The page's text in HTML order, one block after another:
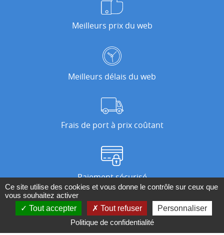
Meilleurs prix du web
Meilleurs délais du web
Frais de port à prix coûtant
Paiement sécurisé
Nos magasins
Ce site utilise des cookies et vous donne le contrôle sur ceux que
vous souhaitez activer
Tout accepter
Tout refuser
Personnaliser
Politique de confidentialité